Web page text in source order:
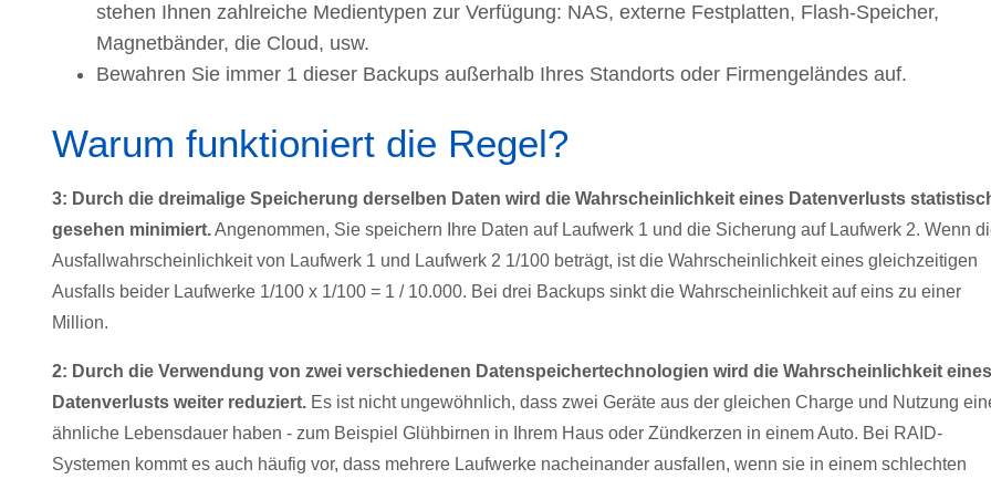
stehen Ihnen zahlreiche Medientypen zur Verfügung: NAS, externe Festplatten, Flash-Speicher,
Magnetbänder, die Cloud, usw.
Bewahren Sie immer 1 dieser Backups außerhalb Ihres Standorts oder Firmengeländes auf.
Warum funktioniert die Regel?
3: Durch die dreimalige Speicherung derselben Daten wird die Wahrscheinlichkeit eines Datenverlusts
gesehen minimiert.Angenommen, Sie speichern Ihre Daten auf Laufwerk 1 und die Sicherung auf Laufwerk 2. Wenn
Ausfallwahrscheinlichkeit von Laufwerk 1 und Laufwerk 2 1/100 beträgt, ist die Wahrscheinlichkeit eines gleichzeitigen
Ausfalls beider Laufwerke 1/100 x 1/100 = 1 / 10.000. Bei drei Backups sinkt die Wahrscheinlichkeit auf eins zu einer
Million.
2: Durch die Verwendung von zwei verschiedenen Datenspeichertechnologien wird die Wahrscheinlichkeit eines
Datenverlusts weiter reduziert. Es ist nicht ungewöhnlich, dass zwei Geräte aus der gleichen Charge und Nutzung
ähnliche Lebensdauer haben - zum Beispiel Glühbirnen in Ihrem Haus oder Zündkerzen in einem Auto. Bei RAID-
Systemen kommt es auch häufig vor, dass mehrere Laufwerke nacheinander ausfallen, wenn sie in einem schlechten